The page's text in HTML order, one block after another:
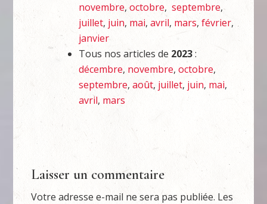
novembre,octobre,septembre,
juillet, juin, mai,avril, mars,février,
janvier
Tous nos articles de 2023:
décembre, novembre,octobre,
septembre,août, juillet, juin, mai,
avril, mars
Laisser un commentaire
Votre adresse e-mail ne sera pas publiée. Les